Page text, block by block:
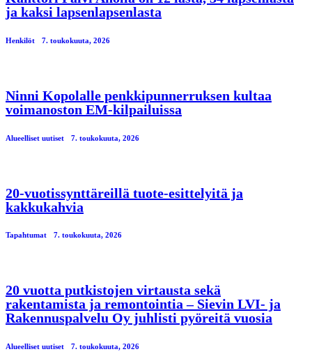
ja kaksi lapsenlapsenlasta
Henkilöt 7. toukokuuta, 2026
Ninni Kopolalle penkkipunnerruksen kultaa
voimanoston EM-kilpailuissa
Alueelliset uutiset 7. toukokuuta, 2026
20-vuotissynttäreillä tuote-esittelyitä ja
kakkukahvia
Tapahtumat 7. toukokuuta, 2026
20 vuotta putkistojen virtausta sekä
rakentamista ja remontointia – Sievin LVI- ja
Rakennuspalvelu Oy juhlisti pyöreitä vuosia
Alueelliset uutiset 7. toukokuuta, 2026